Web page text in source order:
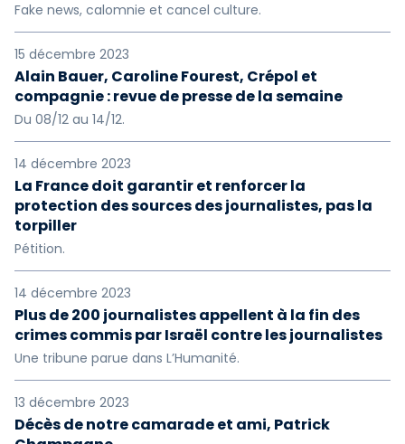
Fake news, calomnie et cancel culture.
15 décembre 2023
Alain Bauer, Caroline Fourest, Crépol et
compagnie : revue de presse de la semaine
Du 08/12 au 14/12.
14 décembre 2023
La France doit garantir et renforcer la
protection des sources des journalistes, pas la
torpiller
Pétition.
14 décembre 2023
Plus de 200 journalistes appellent à la fin des
crimes commis par Israël contre les journalistes
Une tribune parue dans L’Humanité.
13 décembre 2023
Décès de notre camarade et ami, Patrick